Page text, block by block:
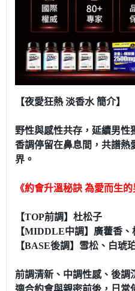
【夜愛狂熱 淡香水 簡介】
野性與感性共存，延續男性
香調停留在鼻息間，共譜熱
界。
《約會升溫秘訣 為愛而生的
【TOP前調】杜松子
【MIDDLE中調】廣藿香、
【BASE後調】雪松、白琥
前調清新、中調性感、後調